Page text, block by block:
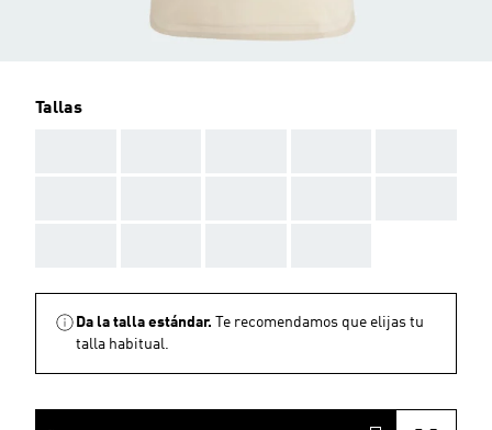
Tallas
Da la talla estándar.
Te recomendamos que elijas tu
talla habitual.